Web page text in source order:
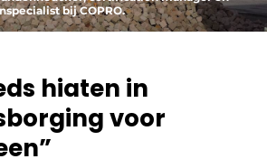
statement
bij COPRO.
hiaten in
voor